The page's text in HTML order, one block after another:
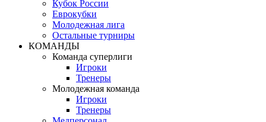
Кубок России
Еврокубки
Молодежная лига
Остальные турниры
КОМАНДЫ
Команда суперлиги
Игроки
Тренеры
Молодежная команда
Игроки
Тренеры